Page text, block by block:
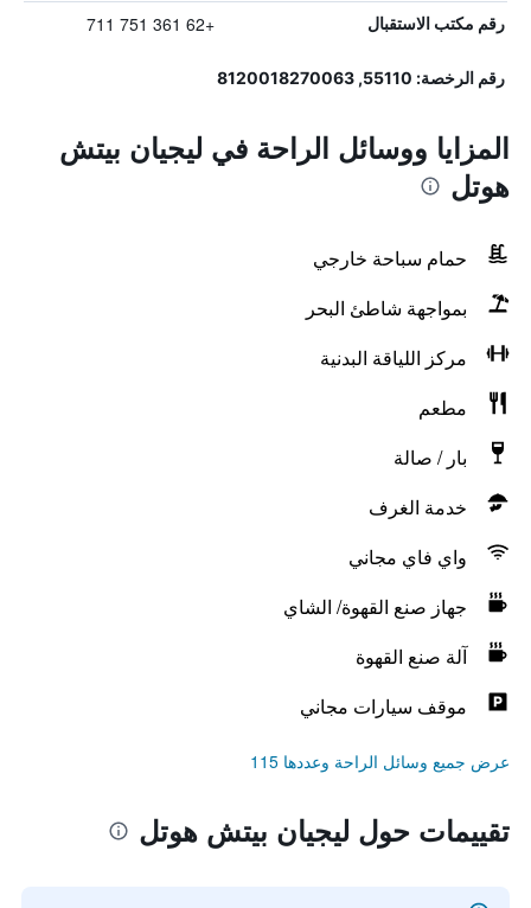
رقم مكتب الاستقبال +62 361 751 711
رقم الرخصة: 55110, 8120018270063
المزايا ووسائل الراحة في ليجيان بيتش
هوتل
حمام سباحة خارجي
بمواجهة شاطئ البحر
مركز اللياقة البدنية
مطعم
بار / صالة
خدمة الغرف
واي فاي مجاني
جهاز صنع القهوة/ الشاي
آلة صنع القهوة
موقف سيارات مجاني
عرض جميع وسائل الراحة وعددها 115
تقييمات حول ليجيان بيتش هوتل